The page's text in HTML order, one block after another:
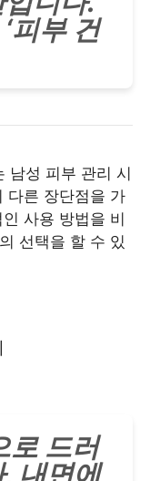
피부 건
남성 피부 관리 시
다른 장단점을 가
사용 방법을 비
선택을 할 수 있
로 드러
내면에